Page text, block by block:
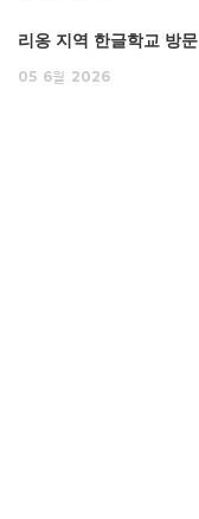
리옹 지역 한글학교 방문
05 6월 2026